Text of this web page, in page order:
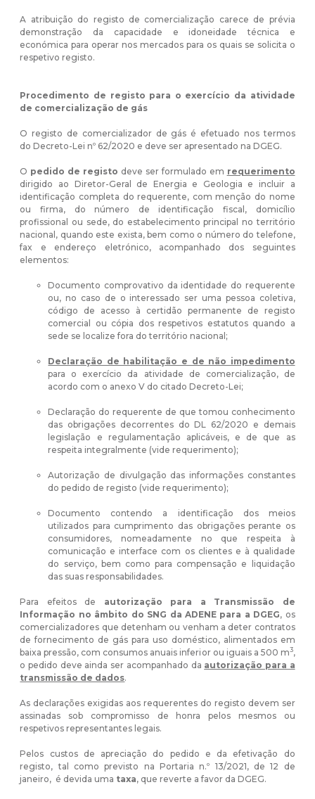
A atribuição do registo de comercialização carece de prévia
demonstração da capacidade e idoneidade técnica e
económica para operar nos mercados para os quais se solicita o
respetivo registo.
Procedimento de registo para o exercício da atividade
de comercialização de gás
O registo de comercializador de gás é efetuado nos termos
do Decreto-Lei nº 62/2020 e deve ser apresentado na DGEG.
O pedido de registo deve ser formulado em requerimento
dirigido ao Diretor-Geral de Energia e Geologia e incluir a
identificação completa do requerente, com menção do nome
ou firma, do número de identificação fiscal, domicílio
profissional ou sede, do estabelecimento principal no território
nacional, quando este exista, bem como o número do telefone,
fax e endereço eletrónico, acompanhado dos seguintes
elementos:
Documento comprovativo da identidade do requerente
ou, no caso de o interessado ser uma pessoa coletiva,
código de acesso à certidão permanente de registo
comercial ou cópia dos respetivos estatutos quando a
sede se localize fora do território nacional;
Declaração de habilitação e de não impedimento
para o exercício da atividade de comercialização, de
acordo com o anexo V do citado Decreto-Lei;
Declaração do requerente de que tomou conhecimento
das obrigações decorrentes do DL 62/2020 e demais
legislação e regulamentação aplicáveis, e de que as
respeita integralmente (vide requerimento);
Autorização de divulgação das informações constantes
do pedido de registo (vide requerimento);
Documento contendo a identificação dos meios
utilizados para cumprimento das obrigações perante os
consumidores, nomeadamente no que respeita à
comunicação e interface com os clientes e à qualidade
do serviço, bem como para compensação e liquidação
das suas responsabilidades.
Para efeitos de autorização para a Transmissão de
Informação no âmbito do SNG da ADENE para a DGEG, os
comercializadores que detenham ou venham a deter contratos
de fornecimento de gás para uso doméstico, alimentados em
baixa pressão, com consumos anuais inferior ou iguais a 500 m3,
o pedido deve ainda ser acompanhado da autorização para a
transmissão de dados.
As declarações exigidas aos requerentes do registo devem ser
assinadas sob compromisso de honra pelos mesmos ou
respetivos representantes legais.
Pelos custos de apreciação do pedido e da efetivação do
registo, tal como previsto na Portaria n.º 13/2021, de 12 de
janeiro, é devida uma taxa, que reverte a favor da DGEG.